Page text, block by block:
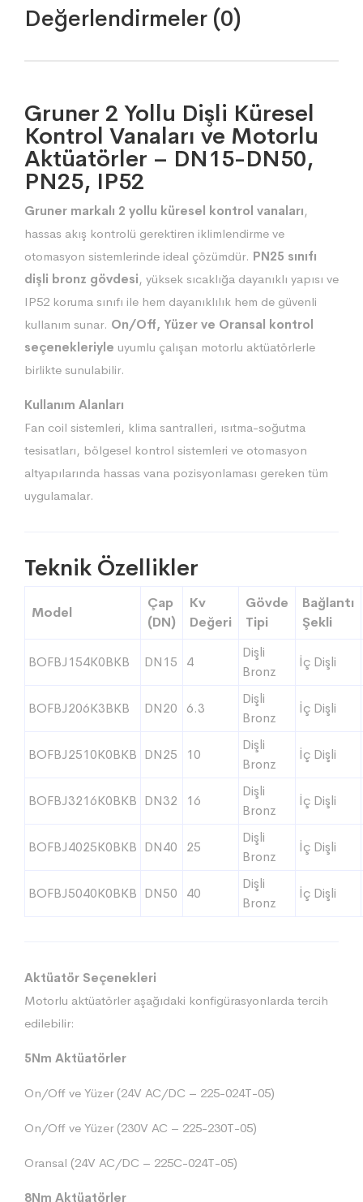
Değerlendirmeler (0)
Gruner 2 Yollu Dişli Küresel
Kontrol Vanaları ve Motorlu
Aktüatörler – DN15-DN50,
PN25, IP52
Gruner markalı 2 yollu küresel kontrol vanaları,
hassas akış kontrolü gerektiren iklimlendirme ve
otomasyon sistemlerinde ideal çözümdür. PN25 sınıfı
dişli bronz gövdesi, yüksek sıcaklığa dayanıklı yapısı ve
IP52 koruma sınıfı ile hem dayanıklılık hem de güvenli
kullanım sunar. On/Off, Yüzer ve Oransal kontrol
seçenekleriyle uyumlu çalışan motorlu aktüatörlerle
birlikte sunulabilir.
Kullanım Alanları
Fan coil sistemleri, klima santralleri, ısıtma-soğutma
tesisatları, bölgesel kontrol sistemleri ve otomasyon
altyapılarında hassas vana pozisyonlaması gereken tüm
uygulamalar.
Teknik Özellikler
Model
Çap
(DN)
Kv
Değeri
Gövde
Tipi
Bağlantı
Şekli
BOFBJ154K0BKB DN15 4
Dişli
Bronz
İç Dişli
BOFBJ206K3BKB DN20 6.3
Dişli
Bronz
İç Dişli
BOFBJ2510K0BKB DN25 10
Dişli
Bronz
İç Dişli
BOFBJ3216K0BKB DN32 16
Dişli
Bronz
İç Dişli
BOFBJ4025K0BKB DN40 25
Dişli
Bronz
İç Dişli
BOFBJ5040K0BKB DN50 40
Dişli
Bronz
İç Dişli
Aktüatör Seçenekleri
Motorlu aktüatörler aşağıdaki konfigürasyonlarda tercih
edilebilir:
5Nm Aktüatörler
On/Off ve Yüzer (24V AC/DC – 225-024T-05)
On/Off ve Yüzer (230V AC – 225-230T-05)
Oransal (24V AC/DC – 225C-024T-05)
8Nm Aktüatörler